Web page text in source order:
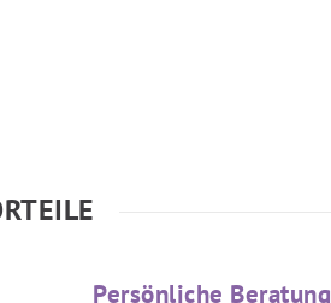
Persönliche Beratung